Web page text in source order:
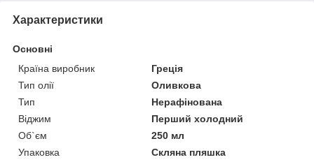
Характеристики
Основні
Країна виробник
Греція
Тип олії
Оливкова
Тип
Нерафінована
Віджим
Перший холодний
Об`єм
250 мл
Упаковка
Скляна пляшка